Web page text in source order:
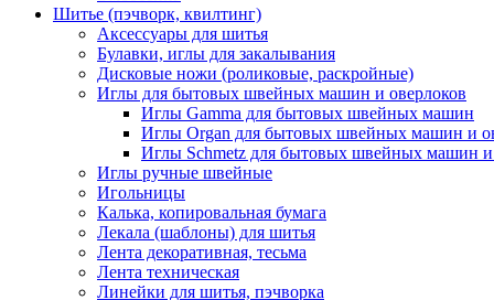
Шитье (пэчворк, квилтинг)
Аксессуары для шитья
Булавки, иглы для закалывания
Дисковые ножи (роликовые, раскройные)
Иглы для бытовых швейных машин и оверлоков
Иглы Gamma для бытовых швейных машин
Иглы Organ для бытовых швейных машин и
Иглы Schmetz для бытовых швейных машин и
Иглы ручные швейные
Игольницы
Калька, копировальная бумага
Лекала (шаблоны) для шитья
Лента декоративная, тесьма
Лента техническая
Линейки для шитья, пэчворка